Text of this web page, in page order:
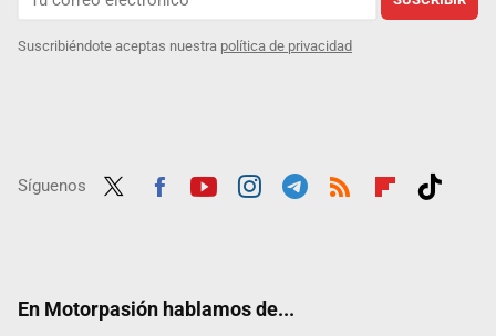
Suscribiéndote aceptas nuestra política de privacidad
Síguenos
En Motorpasión hablamos de...